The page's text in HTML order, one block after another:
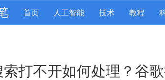
首页 人工智能 技术 教程
索打不开如何处理？谷